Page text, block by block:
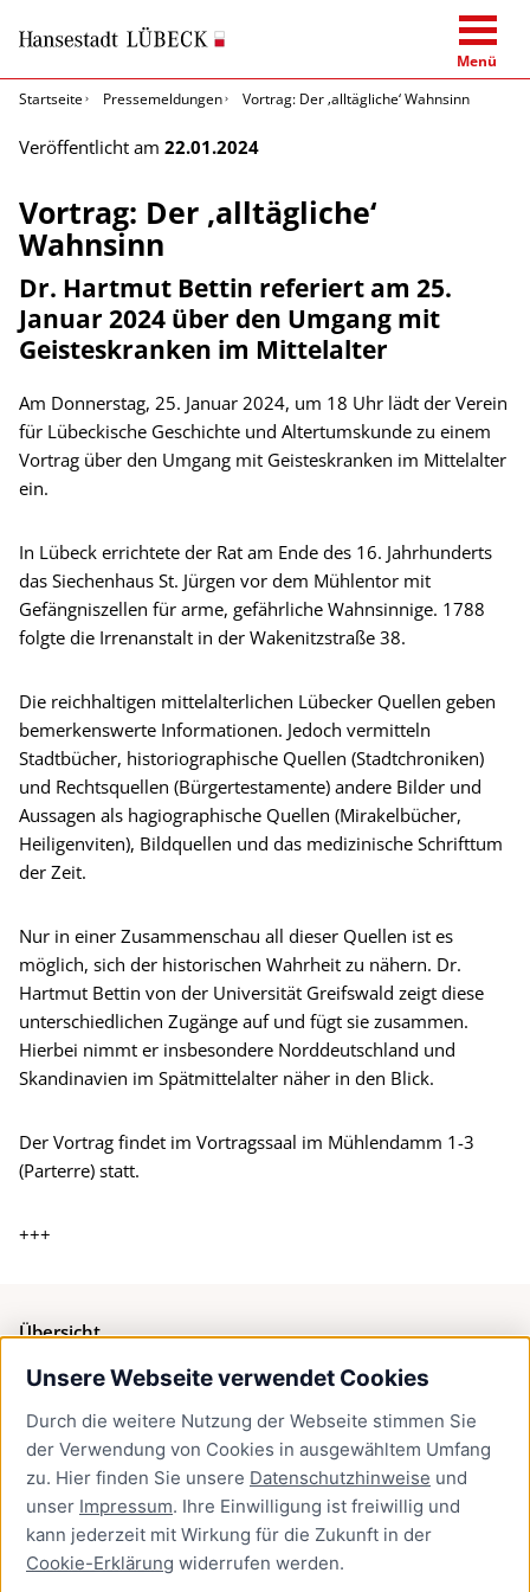
Unsere Webseite verwendet Cookies
Durch die weitere Nutzung der Webseite stimmen Sie
der Verwendung von Cookies in ausgewähltem Umfang
zu. Hier finden Sie unsere Datenschutzhinweise und
unser Impressum. Ihre Einwilligung ist freiwillig und
kann jederzeit mit Wirkung für die Zukunft in der
Cookie-Erklärung widerrufen werden.
Menü
Startseite
Pressemeldungen Vortrag: Der ‚alltägliche‘ Wahnsinn
Veröffentlicht am 22.01.2024
Vortrag: Der ‚alltägliche‘
Wahnsinn
Dr. Hartmut Bettin referiert am 25.
Januar 2024 über den Umgang mit
Geisteskranken im Mittelalter
Am Donnerstag, 25. Januar 2024, um 18 Uhr lädt der Verein
für Lübeckische Geschichte und Altertumskunde zu einem
Vortrag über den Umgang mit Geisteskranken im Mittelalter
ein.
In Lübeck errichtete der Rat am Ende des 16. Jahrhunderts
das Siechenhaus St. Jürgen vor dem Mühlentor mit
Gefängniszellen für arme, gefährliche Wahnsinnige. 1788
folgte die Irrenanstalt in der Wakenitzstraße 38.
Die reichhaltigen mittelalterlichen Lübecker Quellen geben
bemerkenswerte Informationen. Jedoch vermitteln
Stadtbücher, historiographische Quellen (Stadtchroniken)
und Rechtsquellen (Bürgertestamente) andere Bilder und
Aussagen als hagiographische Quellen (Mirakelbücher,
Heiligenviten), Bildquellen und das medizinische Schrifttum
der Zeit.
Nur in einer Zusammenschau all dieser Quellen ist es
möglich, sich der historischen Wahrheit zu nähern. Dr.
Hartmut Bettin von der Universität Greifswald zeigt diese
unterschiedlichen Zugänge auf und fügt sie zusammen.
Hierbei nimmt er insbesondere Norddeutschland und
Skandinavien im Spätmittelalter näher in den Blick.
Der Vortrag findet im Vortragssaal im Mühlendamm 1-3
(Parterre) statt.
+++
Übersicht
Bürgerservice
Presse
Newsletter Lübeck:kompakt
Kontakt
Kontakt